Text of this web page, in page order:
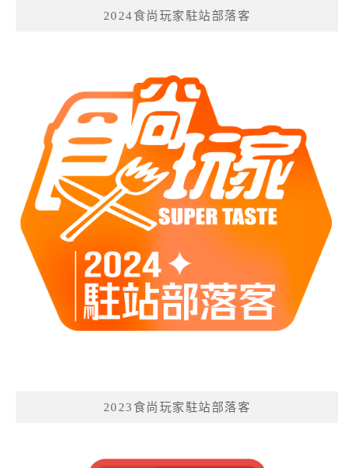
2024食尚玩家駐站部落客
2023食尚玩家駐站部落客